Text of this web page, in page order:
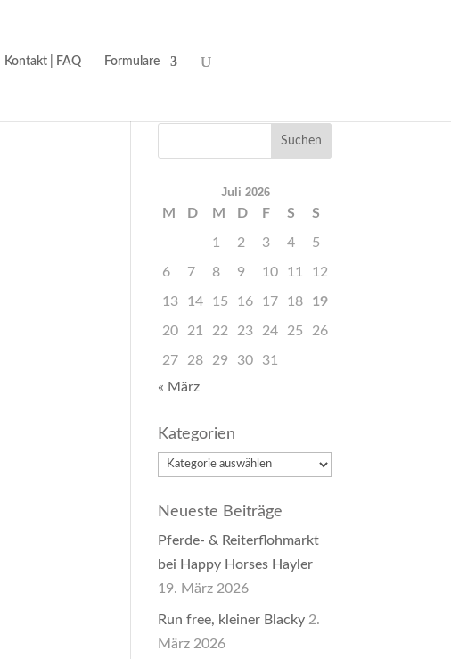
Kontakt | FAQ Formulare
Juli 2026
M D M D F S S
1 2 3 4 5
6 7 8 9 10 11 12
13 14 15 16 17 18 19
20 21 22 23 24 25 26
27 28 29 30
31
« März
Kategorien
Kategorien
Neueste Beiträge
Pferde- & Reiterflohmarkt
bei Happy Horses Hayler
19. März 2026
Run free, kleiner Blacky 2.
März 2026